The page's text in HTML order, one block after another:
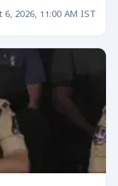
6, 2026, 11:00 AM IST